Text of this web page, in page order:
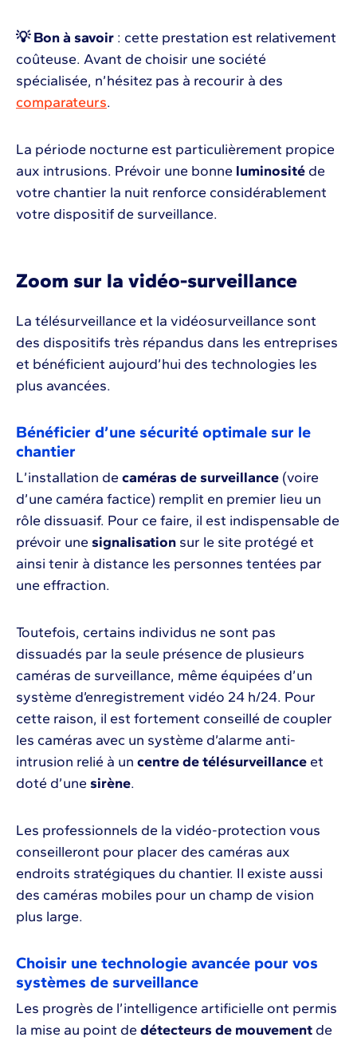
💡 Bon à savoir : cette prestation est relativement
coûteuse. Avant de choisir une société
spécialisée, n’hésitez pas à recourir à des
comparateurs.
La période nocturne est particulièrement propice
aux intrusions. Prévoir une bonne luminosité de
votre chantier la nuit renforce considérablement
votre dispositif de surveillance.
Zoom sur la vidéo-surveillance
La télésurveillance et la vidéosurveillance sont
des dispositifs très répandus dans les entreprises
et bénéficient aujourd’hui des technologies les
plus avancées.
Bénéficier d’une sécurité optimale sur le
chantier
L’installation de caméras de surveillance (voire
d’une caméra factice) remplit en premier lieu un
rôle dissuasif. Pour ce faire, il est indispensable de
prévoir une signalisation sur le site protégé et
ainsi tenir à distance les personnes tentées par
une effraction.
Toutefois, certains individus ne sont pas
dissuadés par la seule présence de plusieurs
caméras de surveillance, même équipées d’un
système d’enregistrement vidéo 24 h/24. Pour
cette raison, il est fortement conseillé de coupler
les caméras avec un système d’alarme anti-
intrusion relié à un centre de télésurveillance et
doté d’une sirène.
Les professionnels de la vidéo-protection vous
conseilleront pour placer des caméras aux
endroits stratégiques du chantier. Il existe aussi
des caméras mobiles pour un champ de vision
plus large.
Choisir une technologie avancée pour vos
systèmes de surveillance
Les progrès de l’intelligence artificielle ont permis
la mise au point de détecteurs de mouvement de